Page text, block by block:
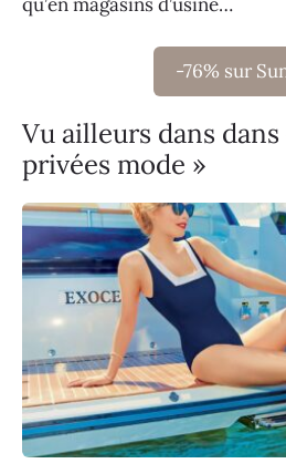
-76% sur
Vu ailleurs dans dans
privées mode »